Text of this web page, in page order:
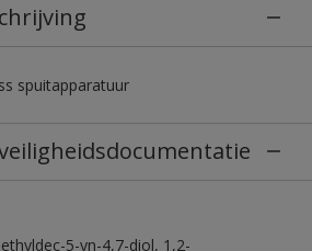
spuitapparatuur
5-yn-4,7-diol, 1,2-